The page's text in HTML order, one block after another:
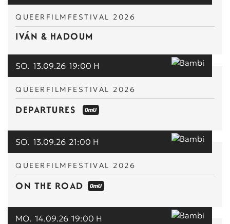
QUEERFILMFESTIVAL 2026
IVÁN & HADOUM
QUEERFILMFESTIVAL 2026
DEPARTURES
SO. 13.09.26 19:00 H
QUEERFILMFESTIVAL 2026
ON THE ROAD
SO. 13.09.26 21:00 H
MO. 14.09.26 19:00 H